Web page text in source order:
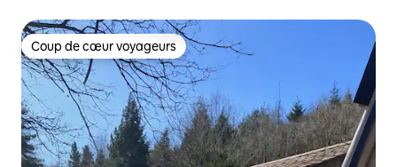
Coup de cœur voyageurs
Coup de cœur voyageurs